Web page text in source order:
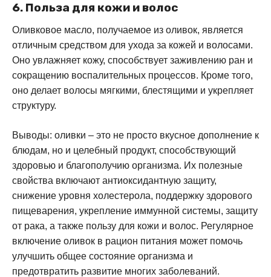
6. Польза для кожи и волос
Оливковое масло, получаемое из оливок, является
отличным средством для ухода за кожей и волосами.
Оно увлажняет кожу, способствует заживлению ран и
сокращению воспалительных процессов. Кроме того,
оно делает волосы мягкими, блестящими и укрепляет
структуру.
Выводы: оливки – это не просто вкусное дополнение к
блюдам, но и целебный продукт, способствующий
здоровью и благополучию организма. Их полезные
свойства включают антиоксидантную защиту,
снижение уровня холестерола, поддержку здорового
пищеварения, укрепление иммунной системы, защиту
от рака, а также пользу для кожи и волос. Регулярное
включение оливок в рацион питания может помочь
улучшить общее состояние организма и
предотвратить развитие многих заболеваний.